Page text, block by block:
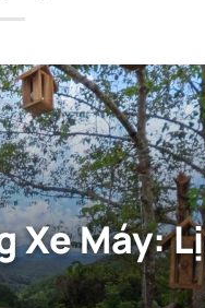
Xe Máy: